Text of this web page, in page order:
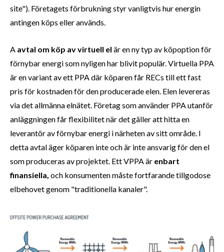
site"). Företagets förbrukning styr vanligtvis hur energin
antingen köps eller används.
A avtal om köp av virtuell el är en ny typ av köpoption för
förnybar energi som nyligen har blivit populär. Virtuella PPA
är en variant av ett PPA där köparen får RECs till ett fast
pris för kostnaden för den producerade elen. Elen levereras
via det allmänna elnätet. Företag som använder PPA utanför
anläggningen får flexibilitet när det gäller att hitta en
leverantör av förnybar energi i närheten av sitt område. I
detta avtal äger köparen inte och är inte ansvarig för den el
som produceras av projektet. Ett VPPA är enbart
finansiella, och konsumenten måste fortfarande tillgodose
elbehovet genom "traditionella kanaler".